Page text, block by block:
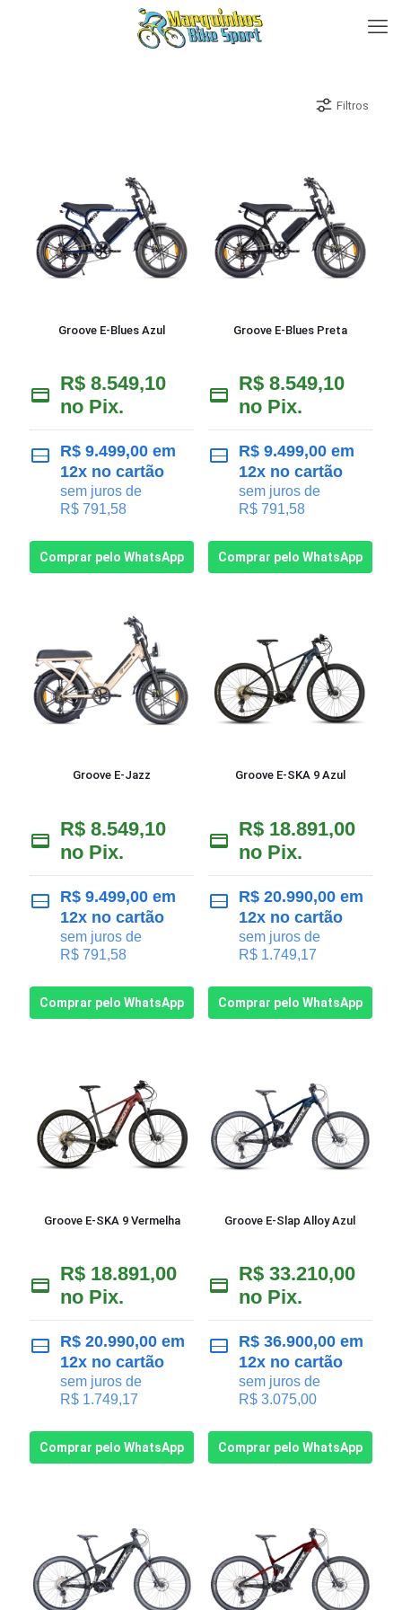
Filtros
Groove E-Blues Azul
R$ 8.549,10
no Pix.
R$ 9.499,00 em
12x no cartão
sem juros de
R$ 791,58
Comprar pelo WhatsApp
Groove E-Blues Preta
R$8.549,10
no Pix.
R$9.499,00em
12x no cartão
sem juros de
R$791,58
Comprar pelo WhatsApp
Groove E-Jazz
R$ 8.549,10
no Pix.
R$ 9.499,00 em
12x no cartão
sem juros de
R$ 791,58
Comprar pelo WhatsApp
Groove E-SKA 9 Azul
R$18.891,00
no Pix.
R$20.990,00em
12x no cartão
sem juros de
R$1.749,17
Comprar pelo WhatsApp
Groove E-SKA 9 Vermelha
R$ 18.891,00
no Pix.
R$ 20.990,00 em
12x no cartão
sem juros de
R$ 1.749,17
Comprar pelo WhatsApp
Groove E-Slap Alloy Azul
R$33.210,00
no Pix.
R$36.900,00em
12x no cartão
sem juros de
R$3.075,00
Comprar pelo WhatsApp